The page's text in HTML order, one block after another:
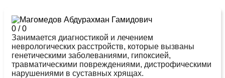
0 /0
Занимается диагностикой и лечением
неврологических расстройств, которые вызваны
генетическими заболеваниями, гипоксией,
травматическими повреждениями, дистрофическими
нарушениями в суставных хрящах.